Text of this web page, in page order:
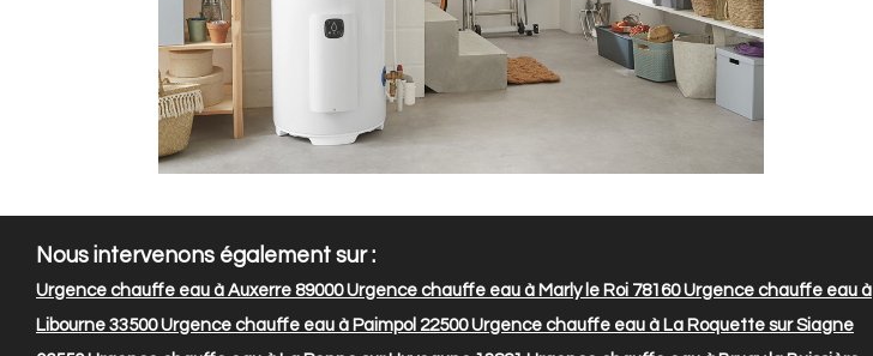
Nous intervenons également sur :
Urgence chauffe eau à Auxerre 89000Urgence chauffe eau à Marly le Roi 78160Urgence chauffe eau à
Libourne 33500Urgence chauffe eau à Paimpol 22500Urgence chauffe eau à La Roquette sur Siagne